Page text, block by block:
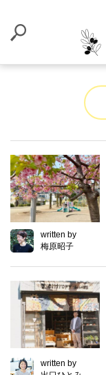
written by
梅原昭子
written by